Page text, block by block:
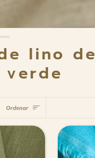
lino de
Ordenar
Ordenar